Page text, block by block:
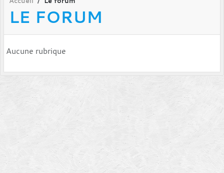
LE FORUM
Aucune rubrique